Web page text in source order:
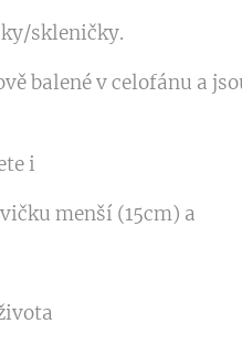
skleničky.
balené v celofánu a
i
menší (15cm) a